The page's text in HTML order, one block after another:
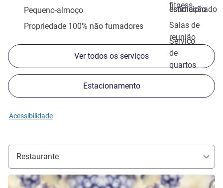
estimação
fitness
condicionado
Pequeno-almoço
Salas de
reunião
Propriedade 100% não fumadores
Serviço
de
quartos
Ver todos os serviços
Estacionamento
Acessibilidade
Restaurante
Ver detalhes